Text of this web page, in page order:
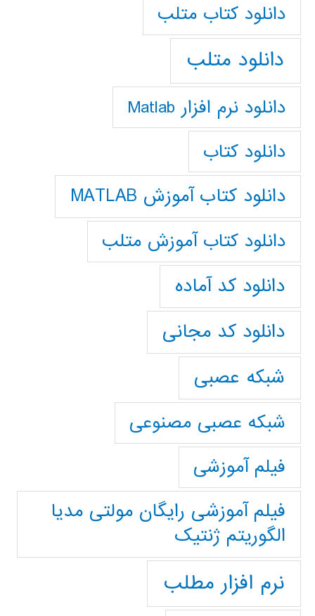
دانلود كتاب متلب
دانلود متلب
دانلود نرم افزار Matlab
دانلود کتاب
دانلود کتاب آموزش MATLAB
دانلود کتاب آموزش متلب
دانلود کد آماده
دانلود کد مجانی
شبکه عصبی
شبکه عصبی مصنوعی
فیلم آموزشی
فیلم آموزشی رایگان مولتی مدیا
الگوریتم ژنتیک
نرم افزار مطلب